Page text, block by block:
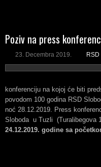
Poziv na press
23. Decembra 2019.
konferenciju na kojoj će biti
povodom 100 godina RSD
noć 28.12.2019. Press
Sloboda u Tuzli (Turalibegova
24.12.2019. godine sa